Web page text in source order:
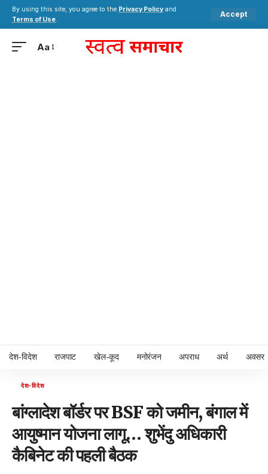
By using this site, you agree to the Privacy Policy and
Terms of Use.
Accept
Aa
देश-विदेश राजपाट खेल-कूद मनोरंजन अपराध अर्थ अवसर
देश-विदेश
बांग्लादेश बॉर्डर पर BSF को जमीन, बंगाल में
आयुष्मान योजना लागू… शुभेंदु अधिकारी
कैबिनेट की पहली बैठक